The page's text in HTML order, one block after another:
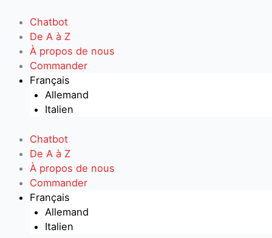
contenu
Chatbot
De A à Z
À propos de nous
Commander
Français
Allemand
Italien
Chatbot
De A à Z
À propos de nous
Commander
Français
Allemand
Italien